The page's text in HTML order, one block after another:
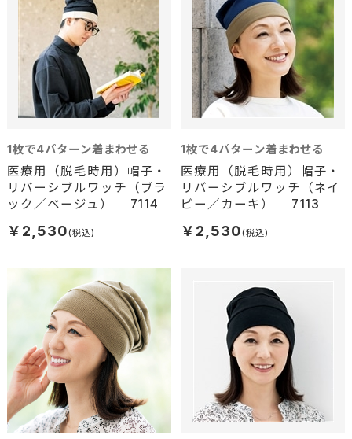
医療用（脱毛時用）帽子・
リバーシブルワッチ（ブラ
ック／ベージュ）｜ 7114
1枚で4パターン着まわせる
￥2,530
医療用（脱毛時用）帽子・
リバーシブルワッチ（ネイ
ビー／カーキ）｜ 7113
1枚で4パターン着まわせる
￥2,530